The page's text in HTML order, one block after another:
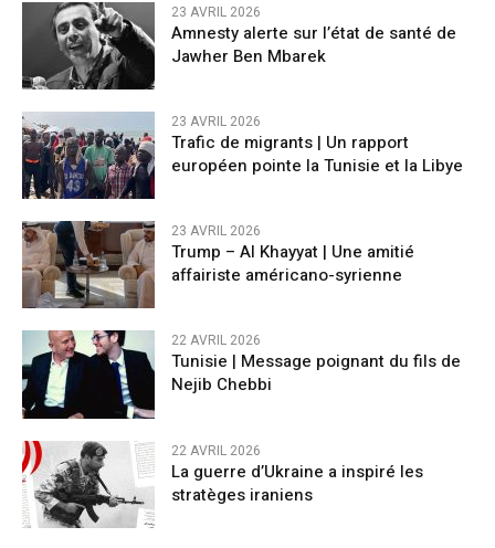
23 AVRIL 2026
Amnesty alerte sur l’état de santé de
Jawher Ben Mbarek
23 AVRIL 2026
Trafic de migrants | Un rapport
européen pointe la Tunisie et la Libye
23 AVRIL 2026
Trump – Al Khayyat | Une amitié
affairiste américano-syrienne
22 AVRIL 2026
Tunisie | Message poignant du fils de
Nejib Chebbi
22 AVRIL 2026
La guerre d’Ukraine a inspiré les
stratèges iraniens